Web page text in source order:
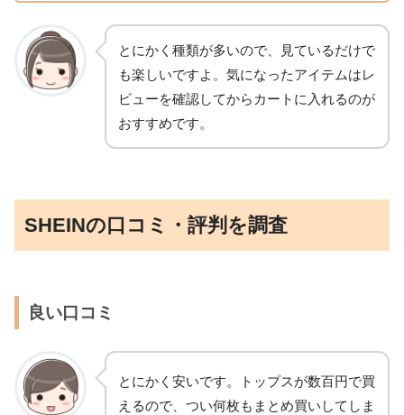
とにかく種類が多いので、見ているだけで
も楽しいですよ。気になったアイテムはレ
ビューを確認してからカートに入れるのが
おすすめです。
SHEINの口コミ・評判を調査
良い口コミ
とにかく安いです。トップスが数百円で買
えるので、つい何枚もまとめ買いしてしま